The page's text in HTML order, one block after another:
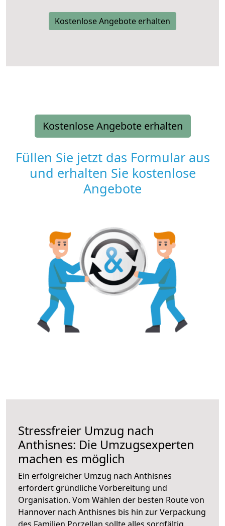
Kostenlose Angebote erhalten
Kostenlose Angebote erhalten
Füllen Sie jetzt das Formular aus
und erhalten Sie kostenlose
Angebote
Stressfreier Umzug nach
Anthisnes: Die Umzugsexperten
machen es möglich
Ein erfolgreicher Umzug nach Anthisnes
erfordert gründliche Vorbereitung und
Organisation. Vom Wählen der besten Route von
Hannover nach Anthisnes bis hin zur Verpackung